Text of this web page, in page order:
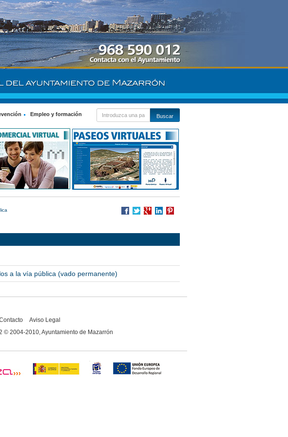
Empleo y formación
a la vía pública (vado permanente)
Aviso Legal
© 2004-2010, Ayuntamiento de Mazarrón